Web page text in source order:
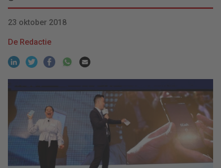
23 oktober 2018
De Redactie